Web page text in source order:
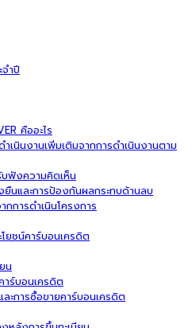
ำปี
คืออะไร
เนินงานเพิ่มเติมจากการดำเนินงานตาม
ฟังความคิดเห็น
นและการป้องกันผลกระทบด้านลบ
กการดำเนินโครงการ
โยชน์คาร์บอนเครดิต
น
ร์บอนเครดิต
ะการซื้อขายคาร์บอนเครดิต